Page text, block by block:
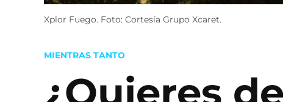
Xplor Fuego. Foto: Cortesía Grupo Xcaret.
POSTED
MIENTRAS TANTO
¿Quieres